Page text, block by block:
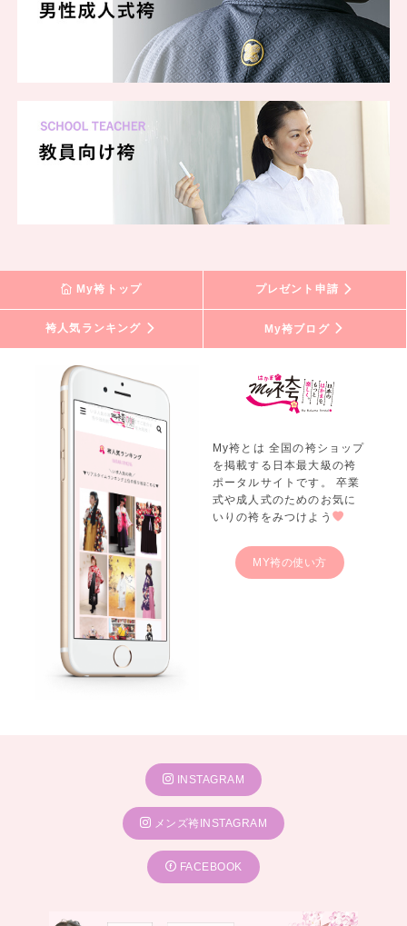
My袴トップ プレゼント申請
袴人気ランキング My袴ブログ
My袴とは 全国の袴ショップ
を掲載する日本最大級の袴
ポータルサイトです。 卒業
式や成人式のためのお気に
いりの袴をみつけよう
MY袴の使い方
INSTAGRAM
メンズ袴INSTAGRAM
FACEBOOK